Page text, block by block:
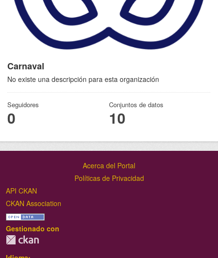
Carnaval
No existe una descripción para esta organización
Seguidores
0
Conjuntos de datos
10
Acerca del Portal
Políticas de Privacidad
API CKAN
CKAN Association
Gestionado con